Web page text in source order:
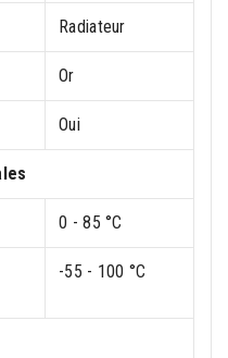
Radiateur
Or
Oui
0 - 85 °C
-55 - 100 °C